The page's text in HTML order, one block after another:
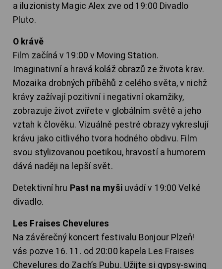
a iluzionisty Magic Alex zve od 19:00 Divadlo
Pluto.
O krávě
Film začíná v 19:00 v Moving Station.
Imaginativní a hravá koláž obrazů ze života krav.
Mozaika drobných příběhů z celého světa, v nichž
krávy zažívají pozitivní i negativní okamžiky,
zobrazuje život zvířete v globálním světě a jeho
vztah k člověku. Vizuálně pestré obrazy vykreslují
krávu jako citlivého tvora hodného obdivu. Film
svou stylizovanou poetikou, hravostí a humorem
dává naději na lepší svět.
Detektivní hru Past na myšiuvádí v 19:00 Velké
divadlo.
Les Fraises Chevelures
Na závěrečný koncert festivalu Bonjour Plzeň!
vás pozve 16. 11. od 20:00 kapela Les Fraises
Chevelures do Zach’s Pubu. Užijte si gypsy-swing